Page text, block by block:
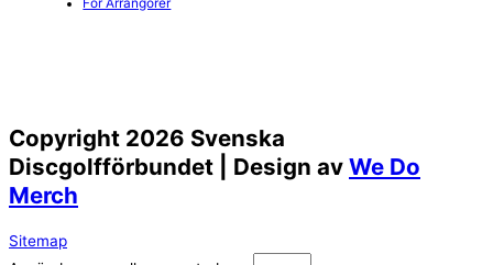
För Arrangörer
Copyright 2026 Svenska
Discgolfförbundet | Design av We Do
Merch
Sitemap